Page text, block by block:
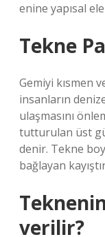
enine yapısal
Tekne
Gemiyi kısmen
insanların
ulaşmasını
tutturulan üst
denir. Tekne
bağlayan
verilir?